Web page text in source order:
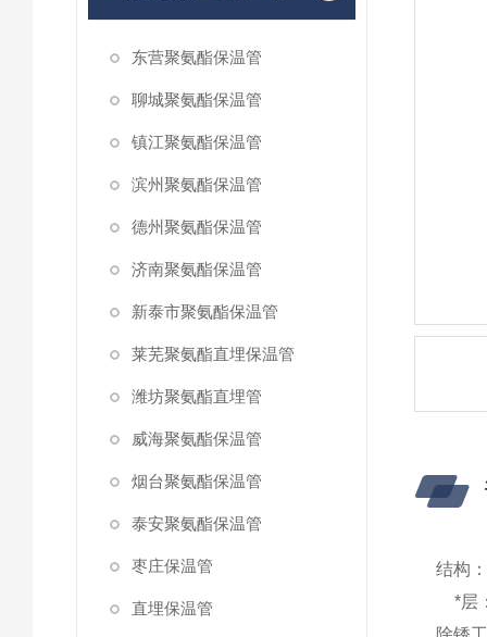
东营聚氨酯保温管
聊城聚氨酯保温管
镇江聚氨酯保温管
滨州聚氨酯保温管
德州聚氨酯保温管
济南聚氨酯保温管
新泰市聚氨酯保温管
莱芜聚氨酯直埋保温管
潍坊聚氨酯直埋管
威海聚氨酯保温管
烟台聚氨酯保温管
泰安聚氨酯保温管
枣庄保温管
直埋保温管
结构
*层